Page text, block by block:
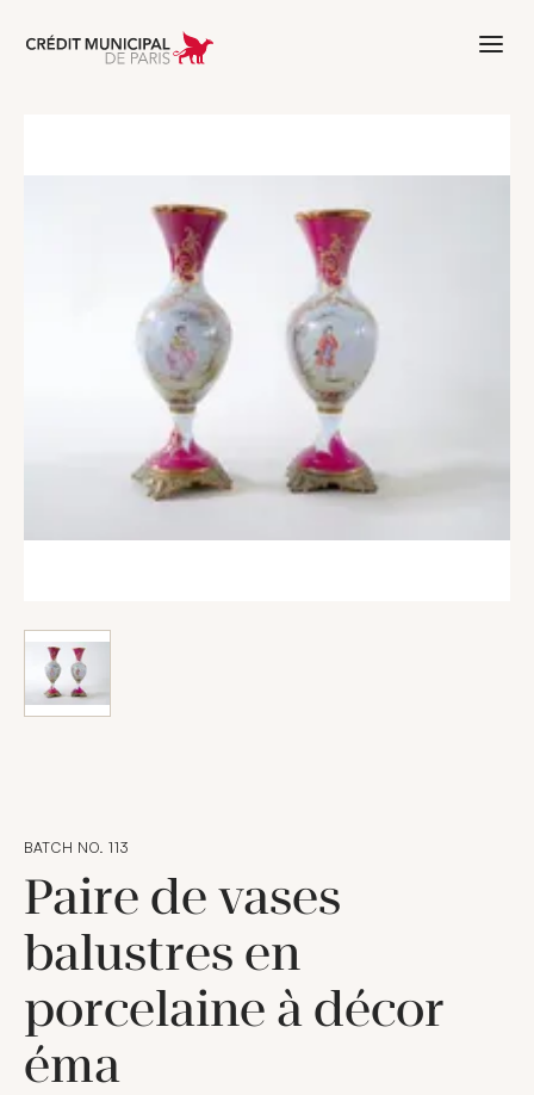
Aller à l'accueil de Crédit Municipal
BATCH NO. 113
Paire de vases
balustres en
porcelaine à décor
éma